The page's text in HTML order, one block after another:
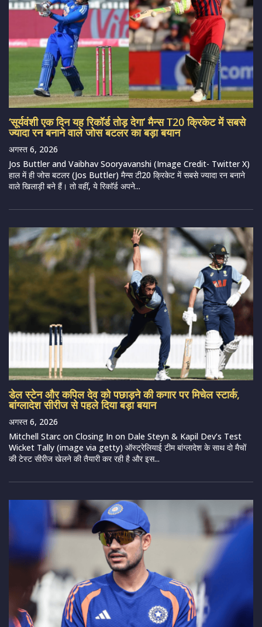
‘सूर्यवंशी एक दिन यह रिकॉर्ड तोड़ देगा’ मैन्स T20 क्रिकेट में सबसे
ज्यादा रन बनाने वाले जोस बटलर का बड़ा बयान
अगस्त 6, 2026
Jos Buttler and Vaibhav Sooryavanshi (Image Credit- Twitter X)
हाल में ही जोस बटलर (Jos Buttler) मैन्स टी20 क्रिकेट में सबसे ज्यादा रन बनाने
वाले खिलाड़ी बने हैं। तो वहीं, ये रिकाॅर्ड अपने...
डेल स्टेन और कपिल देव को पछाड़ने की कगार पर मिचेल स्टार्क,
बांग्लादेश सीरीज से पहले दिया बड़ा बयान
अगस्त 6, 2026
Mitchell Starc on Closing In on Dale Steyn & Kapil Dev’s Test
Wicket Tally (image via getty) ऑस्ट्रेलियाई टीम बांग्लादेश के साथ दो मैचों
की टेस्ट सीरीज खेलने की तैयारी कर रही है और इस...